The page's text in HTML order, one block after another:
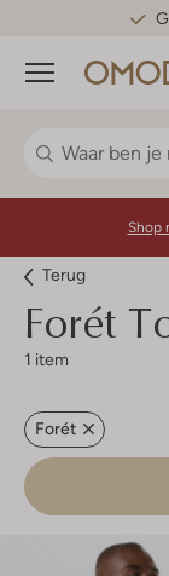
Menu
Shop
Terug
Forét
1 item
Forét